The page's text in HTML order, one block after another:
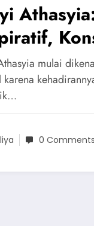
yang
Orang
mulai
0 Comments